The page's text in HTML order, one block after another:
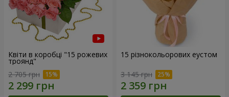
Квіти в коробці "15 рожевих
троянд"
2 705 грн
15 різнокольорових еустом
3 145 грн